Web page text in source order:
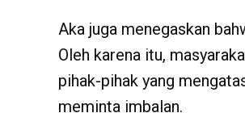
Aka juga menegaskan
Oleh karena itu,
pihak-pihak yang
meminta imbalan.